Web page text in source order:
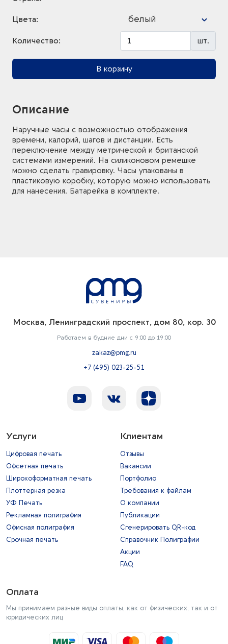
Цвета: белый
Количество: шт.
В корзину
Описание
Наручные часы с возможностью отображения
времени, калорий, шагов и дистанции. Есть
переключение между метрической и британской
системами измерений. На силиконовом ремешке
можно сделать гравировку. Часы упакованы в
пластиковую коробку, которую можно использовать
для нанесения. Батарейка в комплекте.
Москва, Ленинградский проспект, дом 80, кор. 30
Работаем в будние дни с 9:00 до 19:00
zakaz@pmg.ru
+7 (495) 023-25-51
Услуги
Цифровая печать
Офсетная печать
Широкоформатная печать
Плоттерная резка
УФ Печать
Рекламная полиграфия
Офисная полиграфия
Срочная печать
Клиентам
Отзывы
Вакансии
Портфолио
Требования к файлам
О компании
Публикации
Сгенерировать QR-код
Справочник Полиграфии
Акции
FAQ
Оплата
Мы принимаем разные виды оплаты, как от физических, так и от
юридических лиц